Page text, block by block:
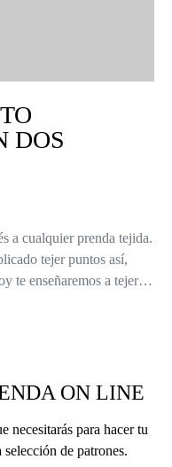
DOS
a cualquier prenda tejida.
tejer puntos así,
te enseñaremos a tejer…
ON LINE
necesitarás para hacer tu
de patrones.